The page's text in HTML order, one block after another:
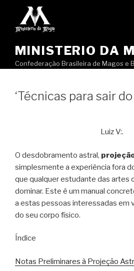
MINISTERIO DA
Confederação Brasileira de Magos e
‘Técnicas para sair
Luiz V:.
O desdobramento astral,
simplesmente a experiência fora
que qualquer estudante das artes
dominar. Este é um manual
a estas pessoas interessadas em
do seu corpo físico.
Índice
Notas Preliminares à Projeção